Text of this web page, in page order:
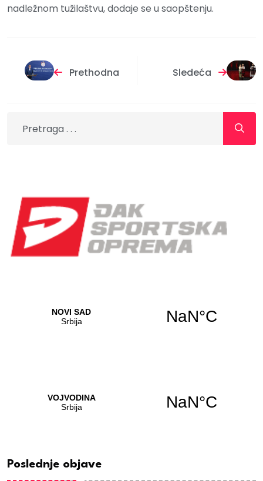
nadležnom tužilaštvu, dodaje se u saopštenju.
Prethodna Sledeća
Poslednje objave